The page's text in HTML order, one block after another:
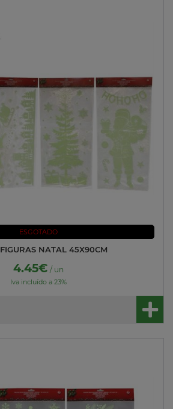
ESGOTADO
NATAL 45X90CM
4.45€ / un
Iva incluído a 23%